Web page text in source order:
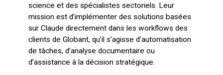
science et des spécialistes sectoriels. Leur
mission est d’implémenter des solutions basées
sur Claude directement dans les workflows des
clients de Globant, qu’il s’agisse d’automatisation
de tâches, d’analyse documentaire ou
d’assistance à la décision stratégique.